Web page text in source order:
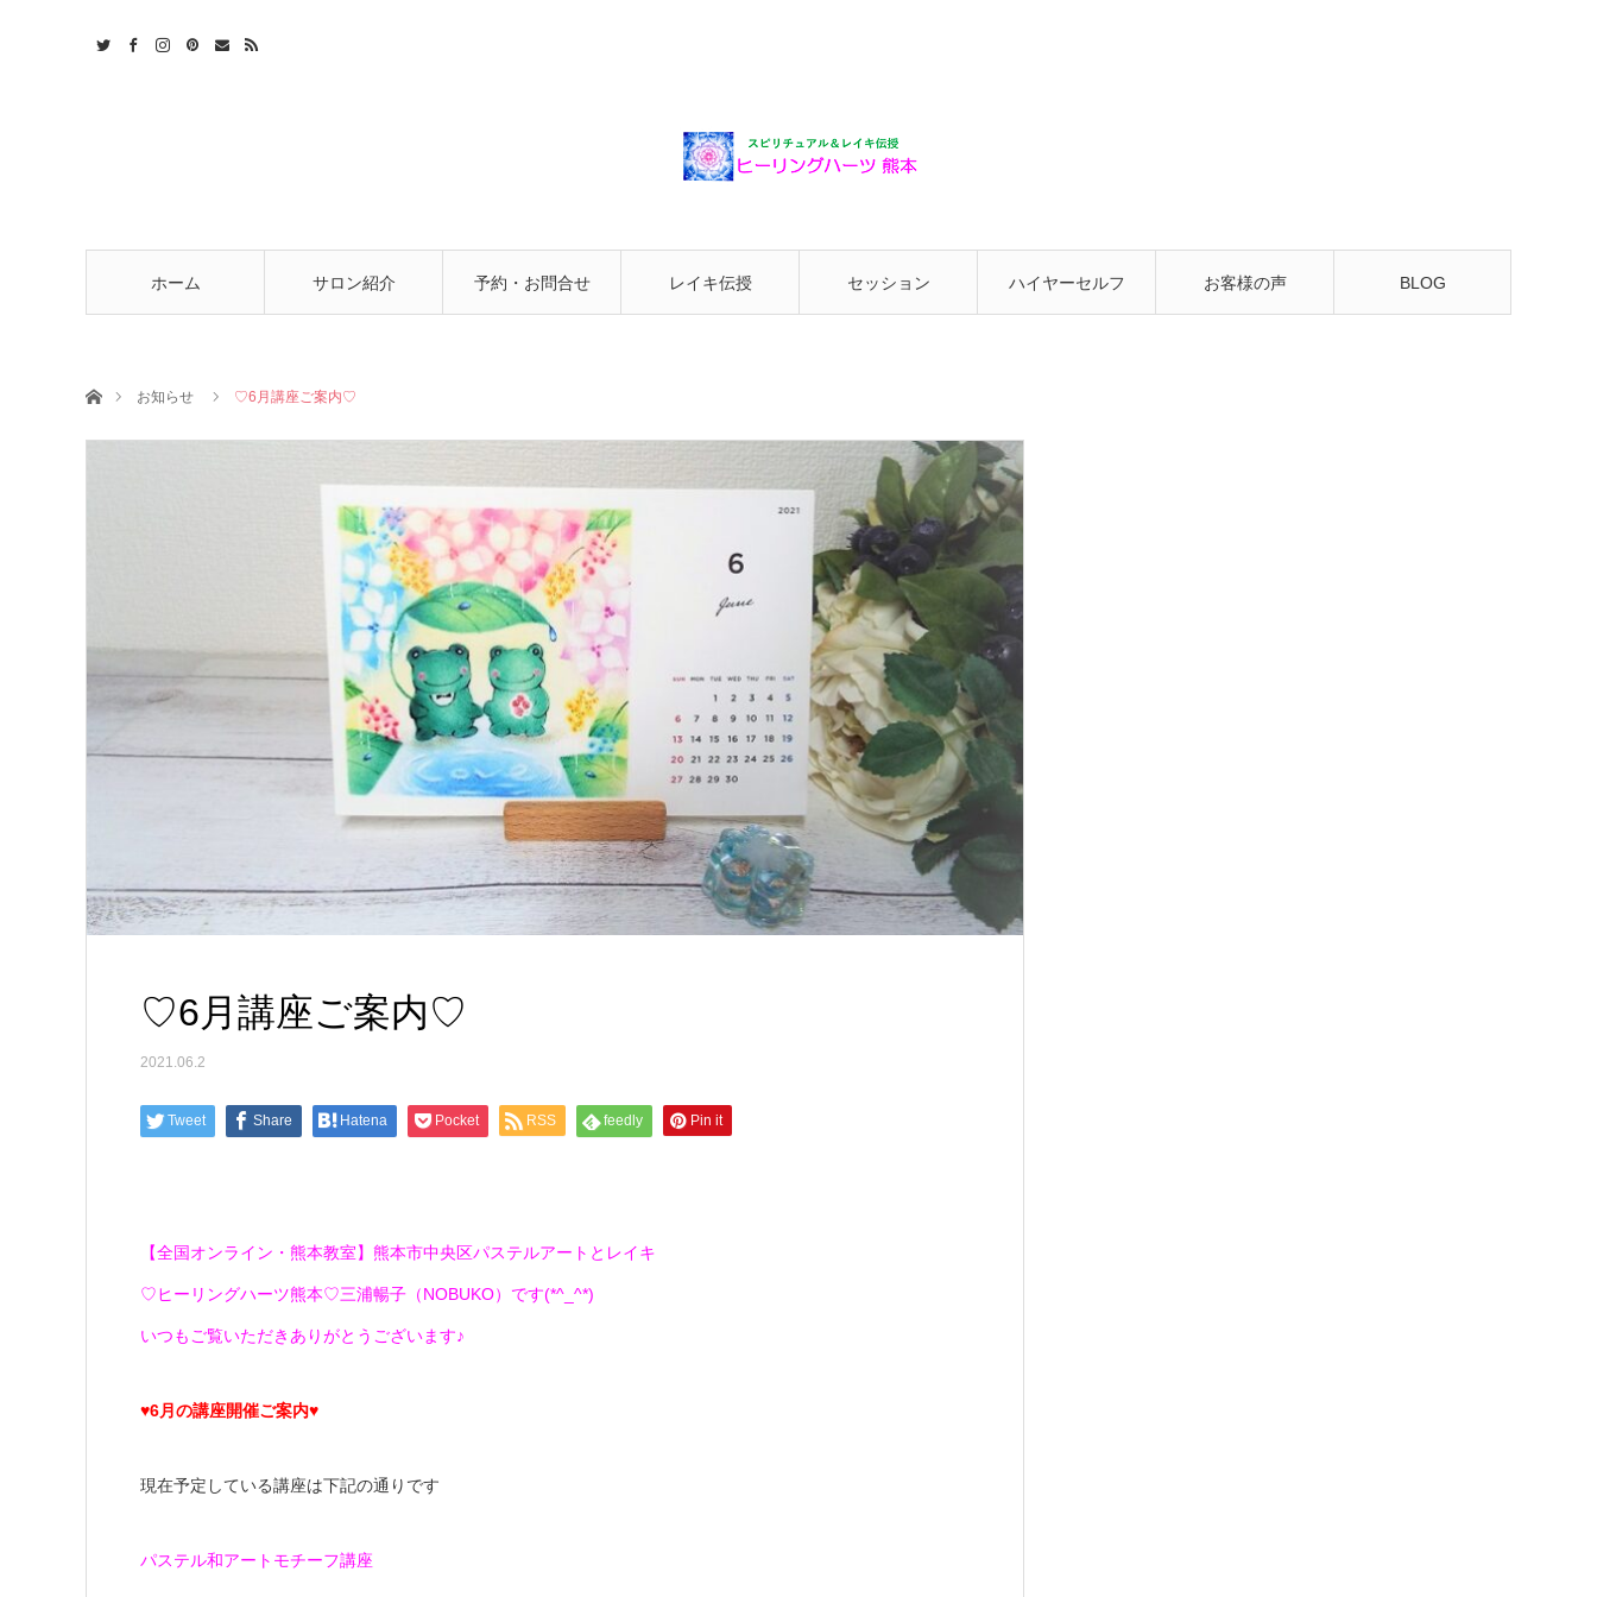
ホーム サロン紹介 予約・お問合せ レイキ伝授 セッション ハイヤーセルフ お客様の声 BLOG
ホームお知らせ ♡6月講座ご案内♡
♡6月講座ご案内♡
2021.06.2
Tweet Share Hatena Pocket RSS feedly Pin it
【全国オンライン・熊本教室】熊本市中央区パステルアートとレイキ
♡ヒーリングハーツ熊本♡三浦暢子（NOBUKO）です(*^_^*)
いつもご覧いただきありがとうございます♪
♥6月の講座開催ご案内♥
現在予定している講座は下記の通りです
パステル和アートモチーフ講座